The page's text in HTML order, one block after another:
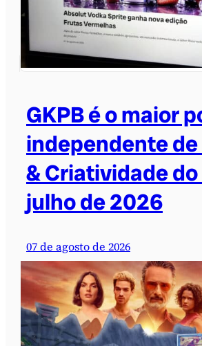
GKPB é o maior
independente
& Criatividade
julho de 2026
07 de agosto de 2026